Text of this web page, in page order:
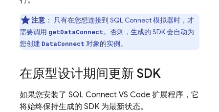
注意 ： 只有在您想连接到 SQL Connect模拟器时，才
需要调用 getDataConnect。否则，生成的 SDK 会自动为
您创建 DataConnect 对象的实例。
在原型设计期间更新 SDK
如果您安装了 SQL Connect VS Code 扩展程序，它
将始终保持生成的 SDK 为最新状态。